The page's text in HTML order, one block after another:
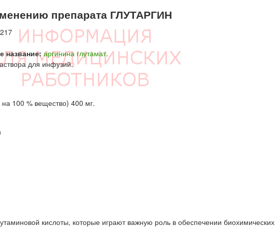
препарата ГЛУТАРГИН
название: аргинина глутамат.
для инфузий.
100 % вещество) 400 мг.
кислоты, которые играют важную роль в обеспечении биохимических